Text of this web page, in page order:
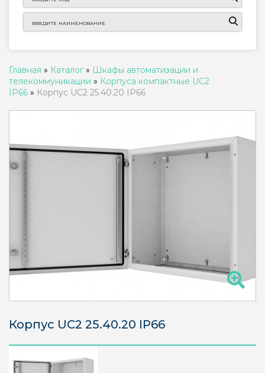
Главная » Каталог » Шкафы автоматизации и
телекоммуникации » Корпуса компактные UC2
IP66 » Корпус UC2 25.40.20 IP66
Корпус UC2 25.40.20 IP66